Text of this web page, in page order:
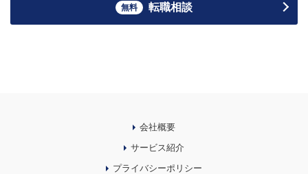
無料 転職相談
会社概要
サービス紹介
プライバシーポリシー